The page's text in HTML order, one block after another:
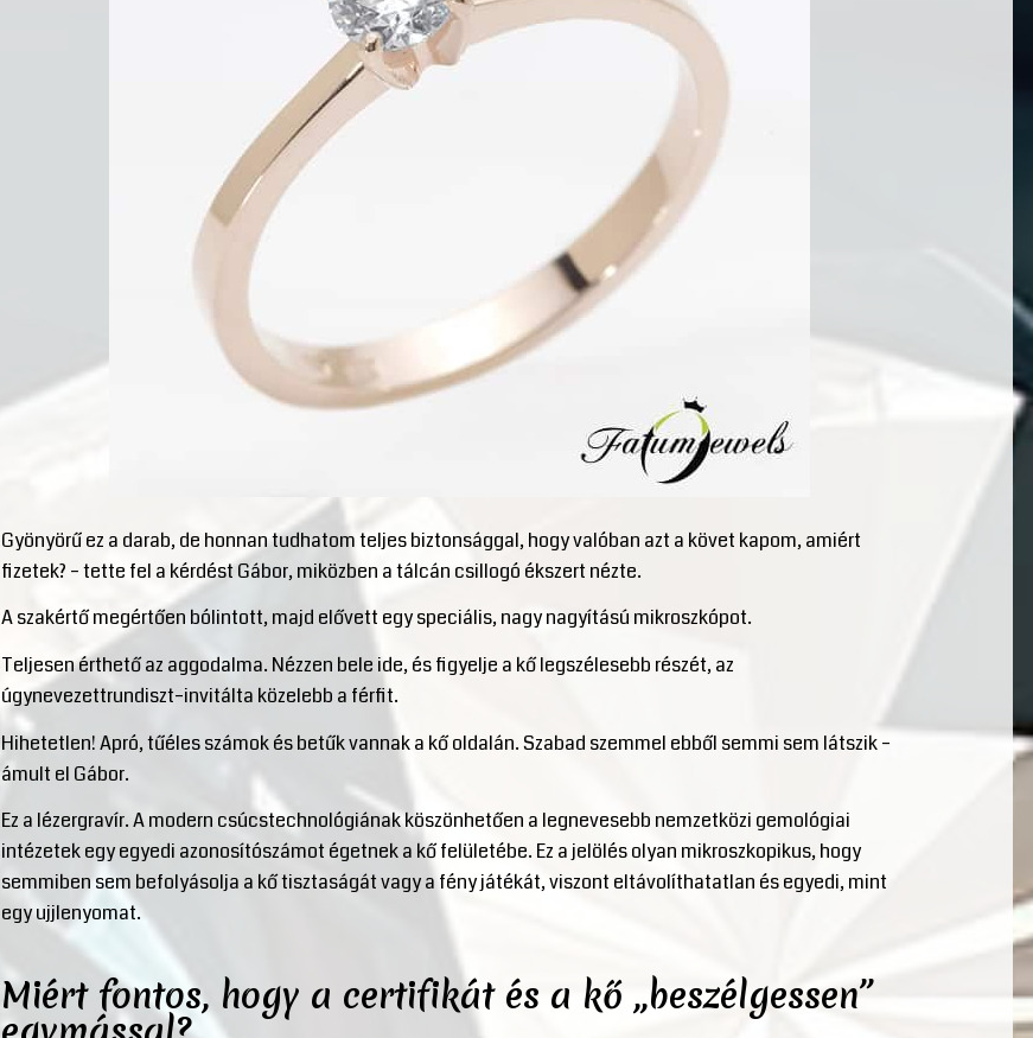
Gyönyörű ez a darab, de honnan tudhatom teljes biztonsággal, hogy valóban azt a követ kapom, amiért
fizetek? – tette fel a kérdést Gábor, miközben a tálcán csillogó ékszert nézte.
A szakértő megértően bólintott, majd elővett egy speciális, nagy nagyítású mikroszkópot.
Teljesen érthető az aggodalma. Nézzen bele ide, és figyelje a kő legszélesebb részét, az
úgynevezettrundiszt–invitálta közelebb a férfit.
Hihetetlen! Apró, tűéles számok és betűk vannak a kő oldalán. Szabad szemmel ebből semmi sem látszik –
ámult el Gábor.
Ez a lézergravír. A modern csúcstechnológiának köszönhetően a legnevesebb nemzetközi gemológiai
intézetek egy egyedi azonosítószámot égetnek a kő felületébe. Ez a jelölés olyan mikroszkopikus, hogy
semmiben sem befolyásolja a kő tisztaságát vagy a fény játékát, viszont eltávolíthatatlan és egyedi, mint
egy ujjlenyomat.
Miért fontos, hogy a certifikát és a kő „beszélgessen”